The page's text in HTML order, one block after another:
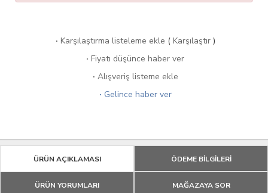
· Karşılaştırma listeleme ekle ( Karşılaştır)
· Fiyatı düşünce haber ver
· Alışveriş listeme ekle
· Gelince haber ver
ÜRÜN AÇIKLAMASI ÖDEME BİLGİLERİ
ÜRÜN YORUMLARI MAĞAZAYA SOR